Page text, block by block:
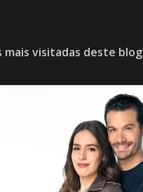
mais visitadas deste blog